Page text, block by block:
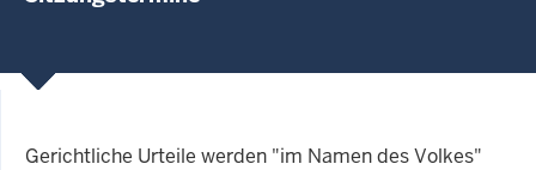
Gerichtliche Urteile werden "im Namen des Volkes"